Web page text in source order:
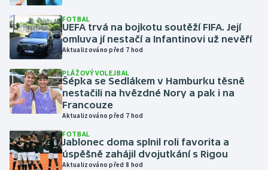
Judo
Krasobruslení
Lezení
Lyže a snowboard
Moderní pětiboj
Motorsport
FOTBAL
UEFA trvá na bojkotu soutěží FIFA. Její
omluva jí nestačí a Infantinovi už nevěří
Aktualizováno před 7 hod
PLÁŽOVÝ VOLEJBAL
Šépka se Sedlákem v Hamburku těsně
nestačili na hvězdné Nory a pak i na
Francouze
Aktualizováno před 7 hod
FOTBAL
Jablonec doma splnil roli favorita a
úspěšně zahájil dvojutkání s Rigou
Aktualizováno před 8 hod